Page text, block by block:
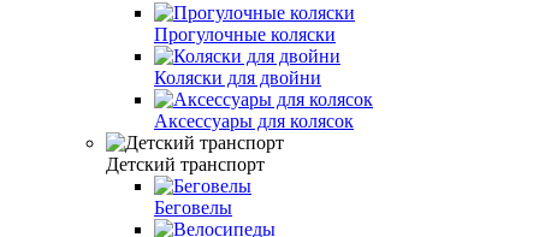
Прогулочные коляски
Коляски для двойни
Аксессуары для колясок
Детский транспорт
Беговелы